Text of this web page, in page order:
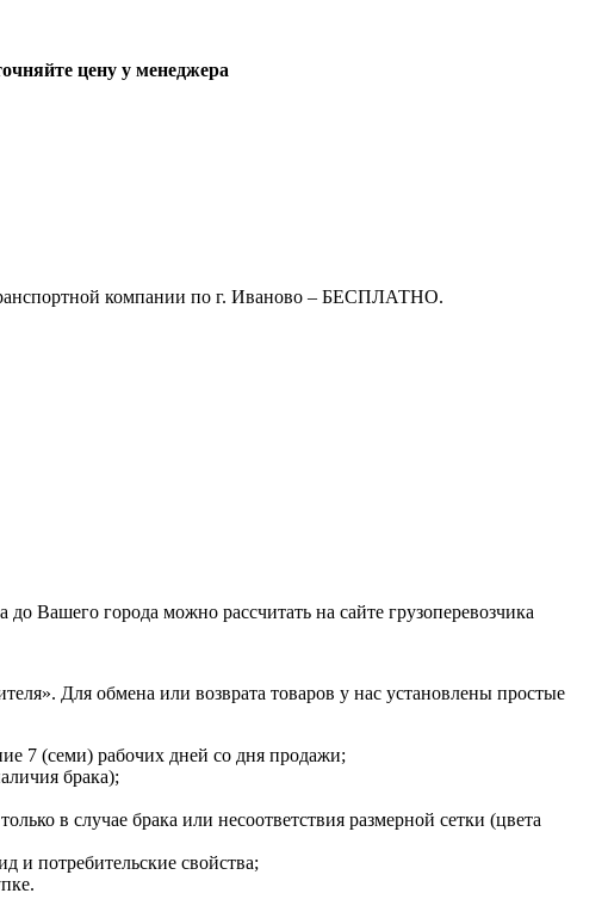
цену у менеджера
транспортной компании по г. Иваново – БЕСПЛАТНО.
Вашего города можно рассчитать на сайте грузоперевозчика
Для обмена или возврата товаров у нас установлены простые
7 (семи) рабочих дней со дня продажи;
брака);
в случае брака или несоответствия размерной сетки (цвета
и потребительские свойства;